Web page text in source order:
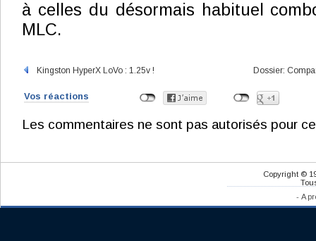
à celles du désormais habituel
MLC.
Kingston HyperX LoVo : 1.25v ! Dossier:
Vos réactions
Les commentaires ne sont pas autorisés pour
Copyright ©
- A